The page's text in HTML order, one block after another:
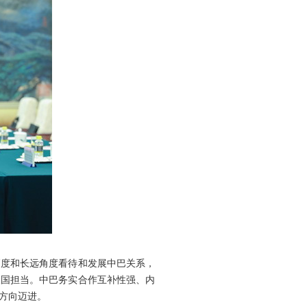
和长远角度看待和发展中巴关系，
担当。中巴务实合作互补性强、内
向迈进。